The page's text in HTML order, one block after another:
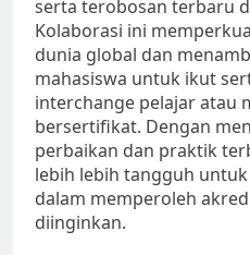
serta terobosan terbaru
Kolaborasi ini
dunia global dan
mahasiswa untuk ikut
interchange pelajar atau
bersertifikat. Dengan
perbaikan dan praktik
lebih lebih tangguh
dalam memperoleh
diinginkan.